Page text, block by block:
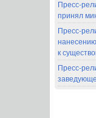
Пресс-
принял
Пресс-
к
Пресс-